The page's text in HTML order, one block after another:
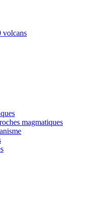
volcans
magmatiques